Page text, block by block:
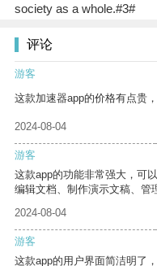
society as a whole.#3#
评论
游客
这款加速器app的价格有点贵
2024-08-04
游客
这款app的功能非常强大，可
编辑文档、制作演示文稿、管
2024-08-04
游客
这款app的用户界面简洁明了